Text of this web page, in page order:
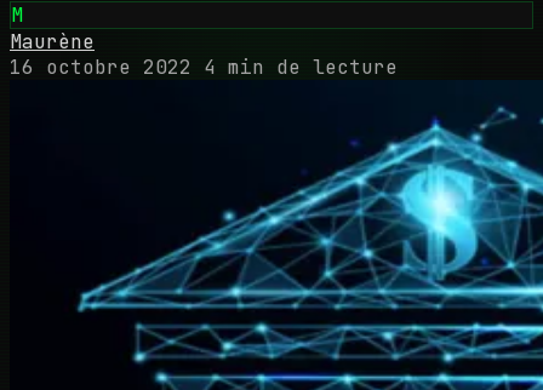
M
Maurène
16 octobre 2022
4 min de lecture